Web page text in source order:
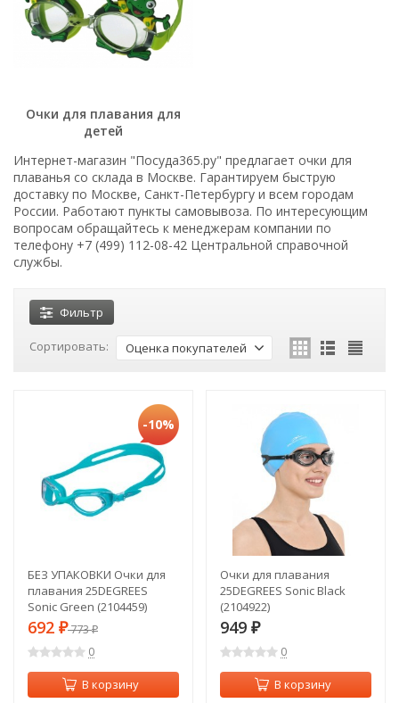
Очки для плавания для
детей
Интернет-магазин "Посуда365.ру" предлагает очки для
плаванья со склада в Москве. Гарантируем быструю
доставку по Москве, Санкт-Петербургу и всем городам
России. Работают пункты самовывоза. По интересующим
вопросам обращайтесь к менеджерам компании по
телефону +7 (499) 112-08-42 Центральной справочной
службы.
Фильтр
Сортировать: Оценка покупателей
-10%
БЕЗ УПАКОВКИ Очки для
плавания 25DEGREES
Sonic Green (2104459)
692 ₽773₽
0
В корзину
Очки для плавания
25DEGREES Sonic Black
(2104922)
949 ₽
0
В корзину